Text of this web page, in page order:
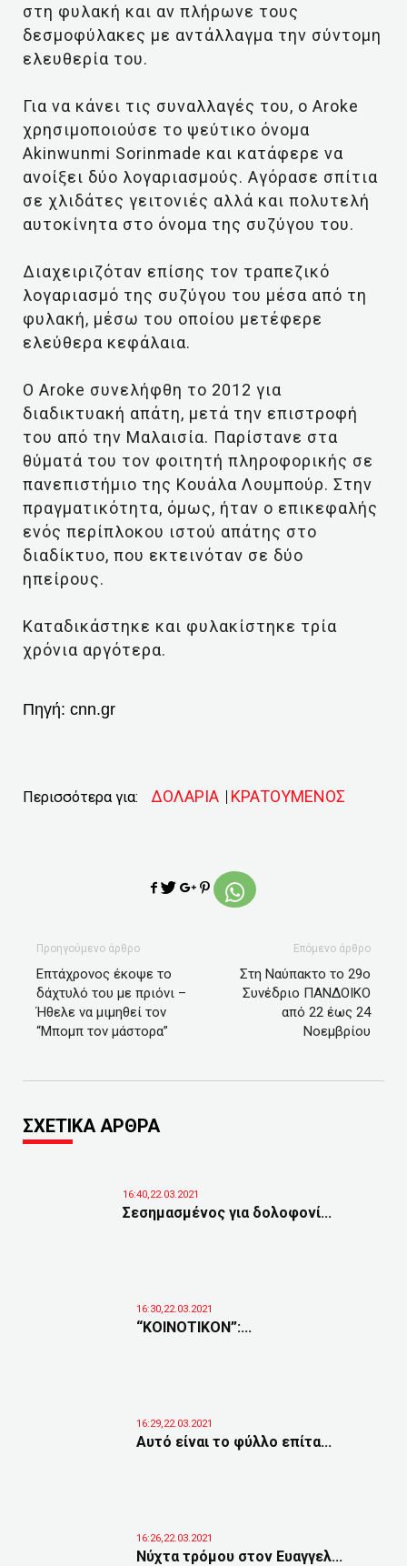
στη φυλακή και αν πλήρωνε τους
δεσμοφύλακες με αντάλλαγμα την σύντομη
ελευθερία του.
Για να κάνει τις συναλλαγές του, ο Aroke
χρησιμοποιούσε το ψεύτικο όνομα
Akinwunmi Sorinmade και κατάφερε να
ανοίξει δύο λογαριασμούς. Αγόρασε σπίτια
σε χλιδάτες γειτονιές αλλά και πολυτελή
αυτοκίνητα στο όνομα της συζύγου του.
Διαχειριζόταν επίσης τον τραπεζικό
λογαριασμό της συζύγου του μέσα από τη
φυλακή, μέσω του οποίου μετέφερε
ελεύθερα κεφάλαια.
Ο Aroke συνελήφθη το 2012 για
διαδικτυακή απάτη, μετά την επιστροφή
του από την Μαλαισία. Παρίστανε στα
θύματά του τον φοιτητή πληροφορικής σε
πανεπιστήμιο της Κουάλα Λουμπούρ. Στην
πραγματικότητα, όμως, ήταν ο επικεφαλής
ενός περίπλοκου ιστού απάτης στο
διαδίκτυο, που εκτεινόταν σε δύο
ηπείρους.
Καταδικάστηκε και φυλακίστηκε τρία
χρόνια αργότερα.
Πηγή: cnn.gr
Περισσότερα για: ΔΟΛΑΡΙΑ ΚΡΑΤΟΥΜΕΝΟΣ
Προηγούμενο άρθρο
Επτάχρονος έκοψε το
δάχτυλό του με πριόνι –
Ήθελε να μιμηθεί τον
“Μπομπ τον μάστορα”
Επόμενο άρθρο
Στη Ναύπακτο το 29ο
Συνέδριο ΠΑΝΔΟΙΚΟ
από 22 έως 24
Νοεμβρίου
ΣΧΕΤΙΚΑ ΑΡΘΡΑ
16:40,22.03.2021
Σεσημασμένος για δολοφονί...
16:30,22.03.2021
“ΚΟΙΝΟΤΙΚΟΝ”:...
16:29,22.03.2021
Αυτό είναι το φύλλο επίτα...
16:26,22.03.2021
Νύχτα τρόμου στον Ευαγγελ...